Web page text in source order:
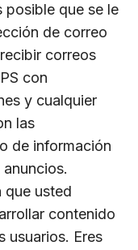
posible que se le
de correo
correos
con
y cualquier
las
de información
que usted
contenido
usuarios. Eres